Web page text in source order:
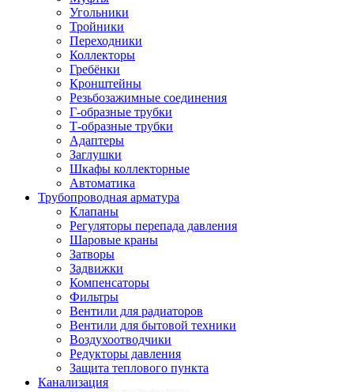
Угольники
Тройники
Переходники
Коллекторы
Гребёнки
Кронштейны
Резьбозажимные соединения
Г-образные трубки
Т-образные трубки
Адаптеры
Заглушки
Шкафы коллекторные
Автоматика
Трубопроводная арматура
Клапаны
Регуляторы перепада давления
Шаровые краны
Затворы
Задвижки
Компенсаторы
Фильтры
Вентили для радиаторов
Вентили для бытовой техники
Воздухоотводчики
Редукторы давления
Защита теплового пункта
Канализация